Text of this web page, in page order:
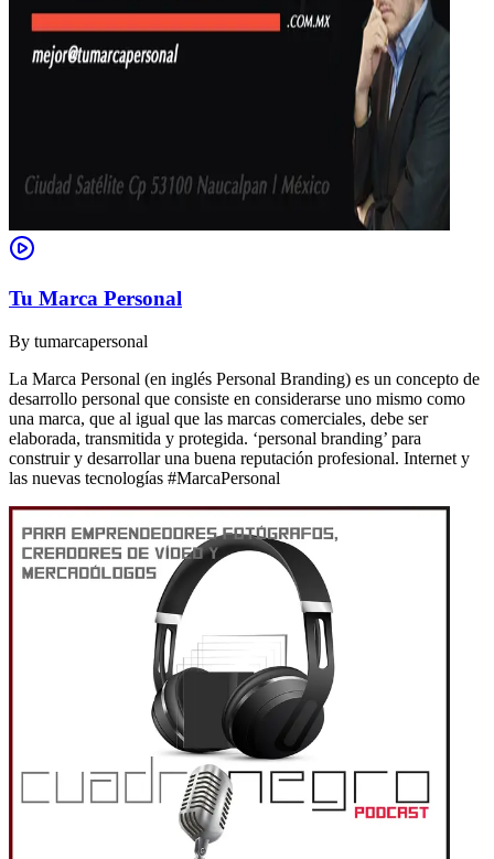
Tu Marca Personal
By tumarcapersonal
La Marca Personal (en inglés Personal Branding) es un concepto de
desarrollo personal que consiste en considerarse uno mismo como
una marca, que al igual que las marcas comerciales, debe ser
elaborada, transmitida y protegida. ‘personal branding’ para
construir y desarrollar una buena reputación profesional. Internet y
las nuevas tecnologías #MarcaPersonal